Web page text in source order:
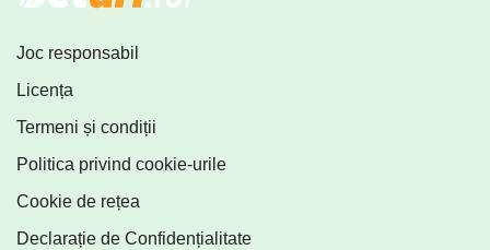
Joc responsabil
Licența
Termeni și condiții
Politica privind cookie-urile
Cookie de rețea
Declarație de Confidențialitate